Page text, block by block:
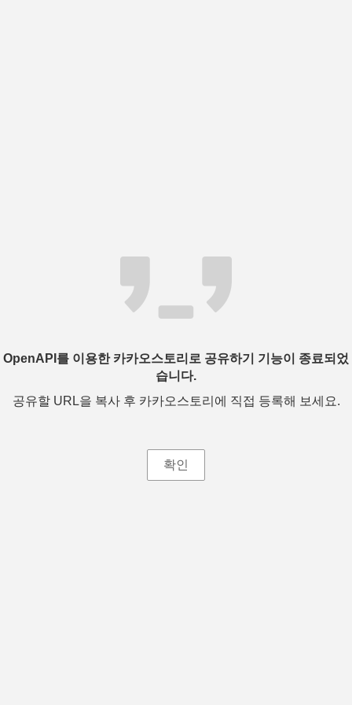
OpenAPI를 이용한 카카오스토리로 공유하기 기능이 종료되었
습니다.
공유할 URL을 복사 후 카카오스토리에 직접 등록해 보세요.
확인